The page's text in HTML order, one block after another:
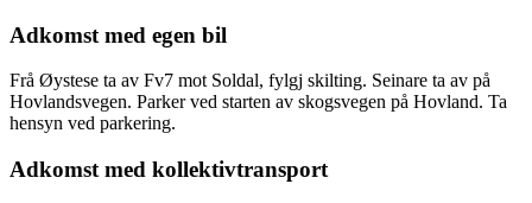
Adkomst med egen bil
Frå Øystese ta av Fv7 mot Soldal, fylgj skilting. Seinare ta av på
Hovlandsvegen. Parker ved starten av skogsvegen på Hovland. Ta
hensyn ved parkering.
Adkomst med kollektivtransport